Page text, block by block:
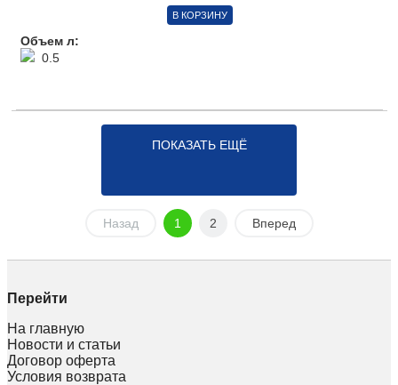
В КОРЗИНУ
Объем л:
0.5
ПОКАЗАТЬ ЕЩЁ
Назад 1 2 Вперед
Перейти
На главную
Новости и статьи
Договор оферта
Условия возврата